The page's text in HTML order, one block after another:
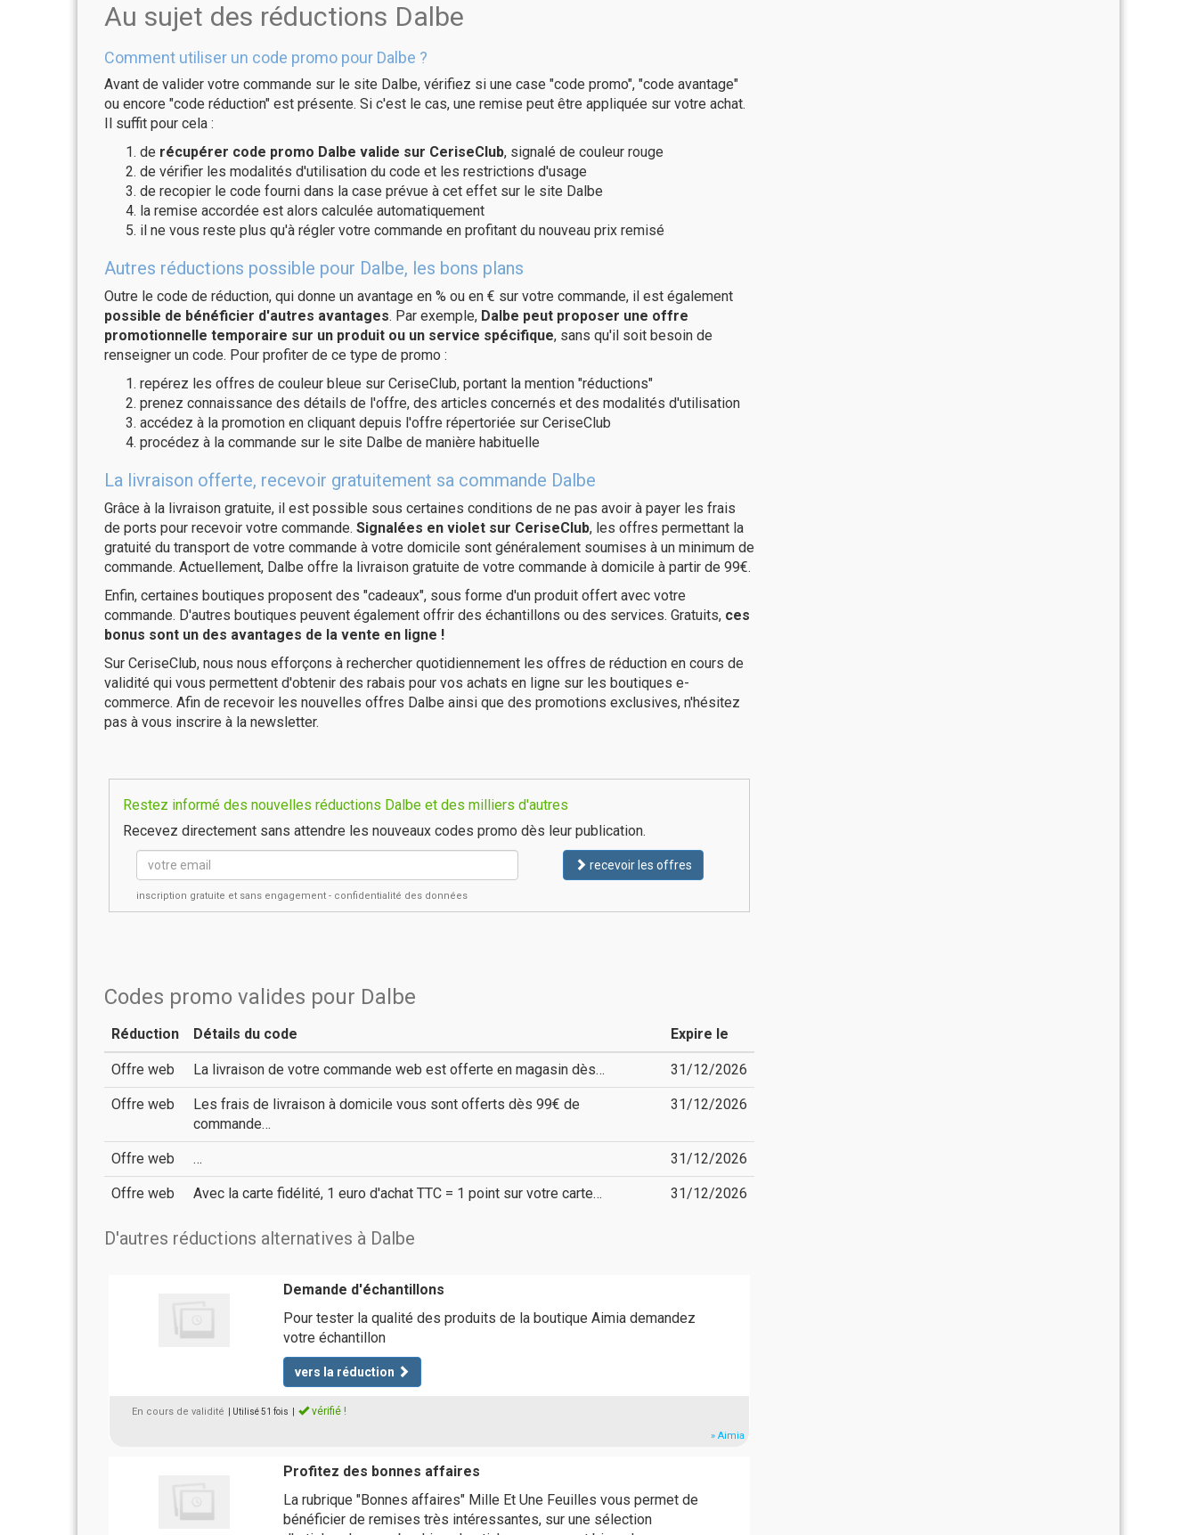
Au sujet des réductions Dalbe
Comment utiliser un code promo pour Dalbe ?
Avant de valider votre commande sur le site Dalbe, vérifiez si une case "code promo", "code avantage"
ou encore "code réduction" est présente. Si c'est le cas, une remise peut être appliquée sur votre achat.
Il suffit pour cela :
de récupérer code promo Dalbe valide sur CeriseClub, signalé de couleur rouge
de vérifier les modalités d'utilisation du code et les restrictions d'usage
de recopier le code fourni dans la case prévue à cet effet sur le site Dalbe
la remise accordée est alors calculée automatiquement
il ne vous reste plus qu'à régler votre commande en profitant du nouveau prix remisé
Autres réductions possible pour Dalbe, les bons plans
Outre le code de réduction, qui donne un avantage en % ou en € sur votre commande, il est également
possible de bénéficier d'autres avantages. Par exemple, Dalbe peut proposer une offre
promotionnelle temporaire sur un produit ou un service spécifique, sans qu'il soit besoin de
renseigner un code. Pour profiter de ce type de promo :
repérez les offres de couleur bleue sur CeriseClub, portant la mention "réductions"
prenez connaissance des détails de l'offre, des articles concernés et des modalités d'utilisation
accédez à la promotion en cliquant depuis l'offre répertoriée sur CeriseClub
procédez à la commande sur le site Dalbe de manière habituelle
La livraison offerte, recevoir gratuitement sa commande Dalbe
Grâce à la livraison gratuite, il est possible sous certaines conditions de ne pas avoir à payer les frais
de ports pour recevoir votre commande. Signalées en violet sur CeriseClub, les offres permettant la
gratuité du transport de votre commande à votre domicile sont généralement soumises à un minimum de
commande. Actuellement, Dalbe offre la livraison gratuite de votre commande à domicile à partir de 99€.
Enfin, certaines boutiques proposent des "cadeaux", sous forme d'un produit offert avec votre
commande. D'autres boutiques peuvent également offrir des échantillons ou des services. Gratuits, ces
bonus sont un des avantages de la vente en ligne !
Sur CeriseClub, nous nous efforçons à rechercher quotidiennement les offres de réduction en cours de
validité qui vous permettent d'obtenir des rabais pour vos achats en ligne sur les boutiques e-
commerce. Afin de recevoir les nouvelles offres Dalbe ainsi que des promotions exclusives, n'hésitez
pas à vous inscrire à la newsletter.
Restez informé des nouvelles réductions Dalbe et des milliers d'autres
Recevez directement sans attendre les nouveaux codes promo dès leur publication.
recevoir les offres
inscription gratuite et sans engagement - confidentialité des données
Codes promo valides pour Dalbe
Réduction Détails du code Expire le
Offre web La livraison de votre commande web est offerte en magasin dès… 31/12/2026
Offre web
Les frais de livraison à domicile vous sont offerts dès 99€ de
commande…
31/12/2026
Offre web … 31/12/2026
Offre web Avec la carte fidélité, 1 euro d'achat TTC = 1 point sur votre carte… 31/12/2026
D'autres réductions alternatives à Dalbe
Demande d'échantillons
Pour tester la qualité des produits de la boutique Aimia demandez
votre échantillon
vers la réduction
En cours de validité | Utilisé 51 fois vérifié !
» Aimia
Profitez des bonnes affaires
La rubrique "Bonnes affaires" Mille Et Une Feuilles vous permet de
bénéficier de remises très intéressantes, sur une sélection